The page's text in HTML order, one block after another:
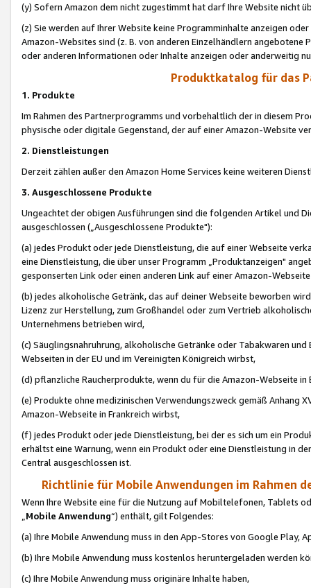
(y) Sofern Amazon dem nicht zugestimmt hat darf Ihre Website nicht
(z) Sie werden auf Ihrer Website keine Programminhalte anzeigen
Amazon-Websites sind (z. B. von anderen Einzelhändlern
oder anderen Informationen oder Inhalte anzeigen oder anderweitig
Produktkatalog für das
1. Produkte
Im Rahmen des Partnerprogramms und vorbehaltlich der in diesem
physische oder digitale Gegenstand, der auf einer Amazon-Website
2. Dienstleistungen
Derzeit zählen außer den Amazon Home Services keine weiteren
3. Ausgeschlossene Produkte
Ungeachtet der obigen Ausführungen sind die folgenden Artikel und
ausgeschlossen („Ausgeschlossene Produkte"):
(a) jedes Produkt oder jede Dienstleistung, die auf einer Webseite
eine Dienstleistung, die über unser Programm „Produktanzeigen"
gesponserten Link oder einen anderen Link auf einer Amazon-
(b) jedes alkoholische Getränk, das auf deiner Webseite beworben
Lizenz zur Herstellung, zum Großhandel oder zum Vertrieb
Unternehmens betrieben wird,
(c) Säuglingsnahruhrung, alkoholische Getränke oder Tabakwaren
Webseiten in der EU und im Vereinigten Königreich wirbst,
(d) pflanzliche Raucherprodukte, wenn du für die Amazon-Webseite in
(e) Produkte ohne medizinischen Verwendungszweck gemäß Anhang
Amazon-Webseite in Frankreich wirbst,
(f) jedes Produkt oder jede Dienstleistung, bei der es sich um ein
erhältst eine Warnung, wenn ein Produkt oder eine Dienstleistung in
Central ausgeschlossen ist.
Richtlinie für Mobile Anwendungen im Rahmen
Wenn Ihre Website eine für die Nutzung auf Mobiltelefonen, Tablets
„Mobile Anwendung“) enthält, gilt Folgendes:
(a) Ihre Mobile Anwendung muss in den App-Stores von Google Play,
(b) Ihre Mobile Anwendung muss kostenlos heruntergeladen werden
(c) Ihre Mobile Anwendung muss originäre Inhalte haben,